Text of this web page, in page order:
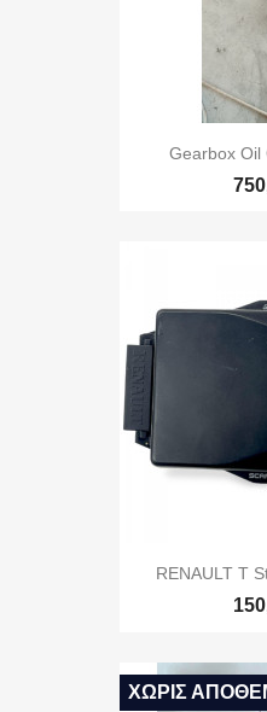
Gearbox Oil
RENAULT T
ΧΩΡΊΣ